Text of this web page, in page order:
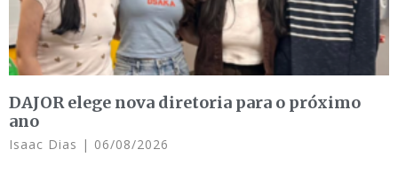
DAJOR elege nova diretoria para o próximo
ano
Isaac Dias 06/08/2026